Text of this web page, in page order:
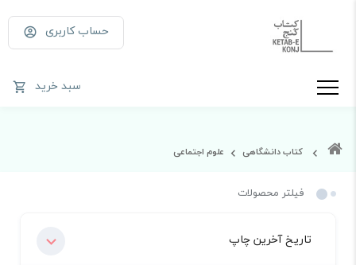
حساب کاربری
سبد خرید
کتاب دانشگاهی علوم اجتماعی
فیلتر محصولات
تاریخ آخرین چاپ